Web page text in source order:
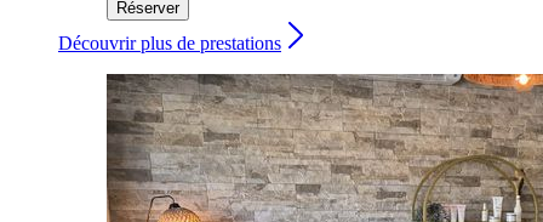
Réserver
Découvrir plus de prestations